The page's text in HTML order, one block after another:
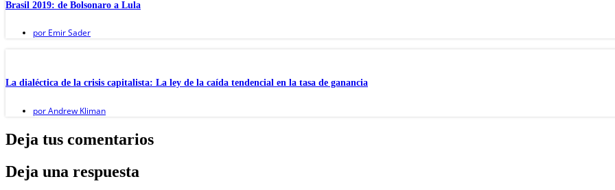
Brasil 2019: de Bolsonaro a Lula
por Emir Sader
La dialéctica de la crisis capitalista: La ley de la caída tendencial en la tasa de ganancia
porAndrew Kliman
Deja tus comentarios
Deja una respuesta